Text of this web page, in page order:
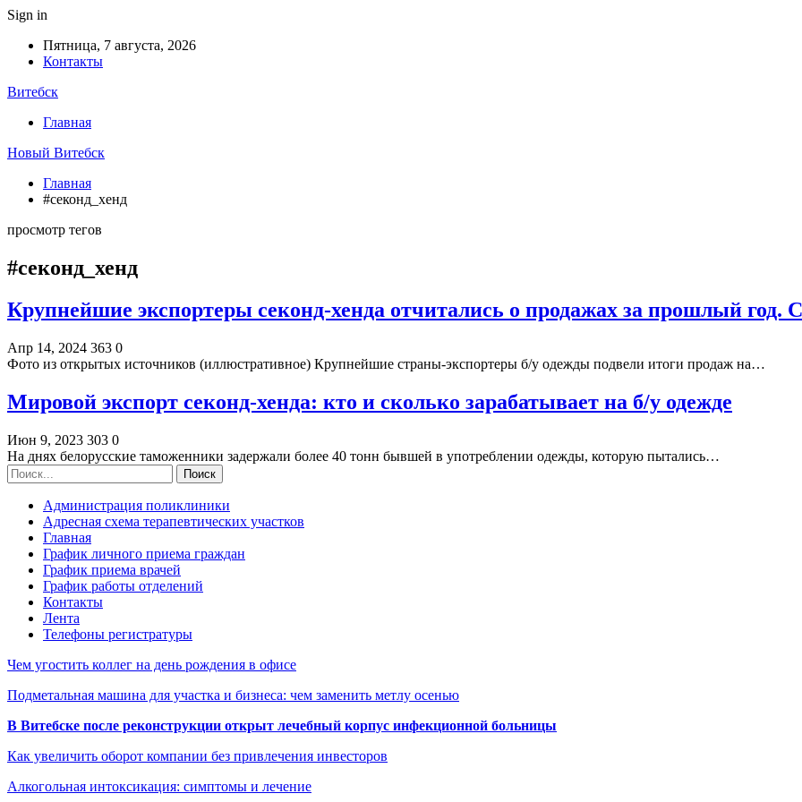
Sign in
Пятница, 7 августа, 2026
Контакты
Витебск
Главная
Новый Витебск
Главная
#секонд_хенд
просмотр тегов
#секонд_хенд
Крупнейшие экспортеры секонд-хенда отчитались о продажах за прошлый год.
Апр 14, 2024 363 0
Фото из открытых источников (иллюстративное) Крупнейшие страны-экспортеры б/у одежды подвели итоги продаж на…
Мировой экспорт секонд-хенда: кто и сколько зарабатывает на б/у одежде
Июн 9, 2023 303 0
На днях белорусские таможенники задержали более 40 тонн бывшей в употреблении одежды, которую пытались…
Администрация поликлиники
Адресная схема терапевтических участков
Главная
График личного приема граждан
График приема врачей
График работы отделений
Контакты
Лента
Телефоны регистратуры
Чем угостить коллег на день рождения в офисе
Подметальная машина для участка и бизнеса: чем заменить метлу осенью
В Витебске после реконструкции открыт лечебный корпус инфекционной больницы
Как увеличить оборот компании без привлечения инвесторов
Алкогольная интоксикация: симптомы и лечение